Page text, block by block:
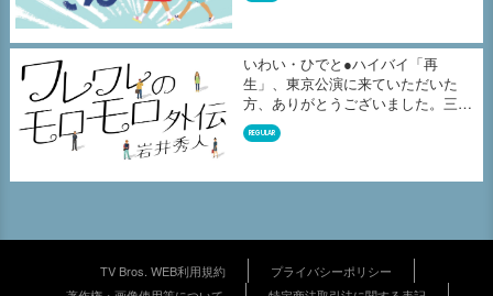
いわい・ひでと●ハイバイ「再
生」、東京公演に来ていただいた
方、ありがとうございました。三重
公演を7月...
REGULAR
TV Bros. WEB利用規約
プライバシーポリシー